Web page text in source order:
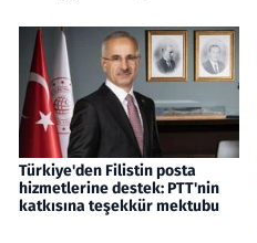
Türkiye'den Filistin posta
hizmetlerine destek: PTT'nin
katkısına teşekkür mektubu